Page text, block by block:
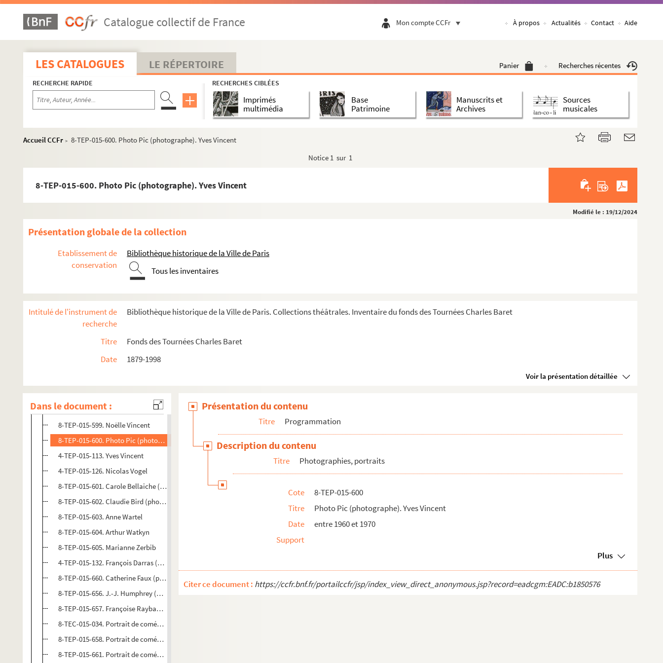
Catalogue collectif de France Mon compte CCFr À propos Actualités Contact Aide
LES CATALOGUES LE RÉPERTOIRE Panier Recherches récentes
RECHERCHE RAPIDE RECHERCHES CIBLÉES
Imprimés
multimédia
Base
Patrimoine
Manuscrits et
Archives
Sources
musicales
Accueil CCFr > 8-TEP-015-600. Photo Pic (photographe). Yves Vincent
Notice 1 sur 1
8-TEP-015-600. Photo Pic (photographe). Yves Vincent
Modifié le : 19/12/2024
Présentation globale de la collection
Etablissement de
conservation
Bibliothèque historique de la Ville de Paris
Tous les inventaires
Intitulé de l'instrument de
recherche
Bibliothèque historique de la Ville de Paris. Collections théâtrales. Inventaire du fonds des Tournées Charles Baret
Titre
Fonds des Tournées Charles Baret
Date
1879-1998
Voir la présentation détaillée
Dans le document :
8-TEP-015-576. André Nisak (photographe). Jean Valton
8-TEP-015-577. André Nisak (photographe). Hervé van der Meulen
8-TEP-015-578. Dominique Varda
8-TEP-015-579. André Nisak (photographe). Nicole Vassel
8-TEP-015-580. Studio Harcourt (photographe). Françoise Vatel
8-TEP-015-581. Claudine Vattier
4-TEP-015-110. Studio Harcourt (photographe). Nicole Vattier
8-TEP-015-584. Véronique Véran
8-TEP-015-587. Laurent Vergez
8-TEP-015-589. André Nisak (photographe). Marie-Claire Verlène
8-TEP-015-590. Anne Vernon
8-TEP-015-592. Odile Versois
8-TEP-015-593. Teddy Piaz (photographe). Nicole Vervil
8-TEP-015-595. Teddy Piaz (photographe). Henri Vilbert
8-TEP-015-597. Claude Mathieu (photographe). Marthe Villalonga
8-TEP-015-598. Serge Beauvarlet (photographe). Franck Villard
8-TEP-015-599. Noëlle Vincent
8-TEP-015-600. Photo Pic (photographe). Yves Vincent
4-TEP-015-113. Yves Vincent
4-TEP-015-126. Nicolas Vogel
8-TEP-015-601. Carole Bellaiche (photographe). Tessa Volkine
8-TEP-015-602. Claudie Bird (photographe). Tessa Volkine
8-TEP-015-603. Anne Wartel
8-TEP-015-604. Arthur Watkyn
8-TEP-015-605. Marianne Zerbib
4-TEP-015-132. François Darras (photographe). Portrait de comédienne non identifiée
8-TEP-015-660. Catherine Faux (photographe). Portrait de comédienne non identifiée
8-TEP-015-656. J.-J. Humphrey (photographe). Portrait de comédien non identifié
8-TEP-015-657. Françoise Raybaud (photographe). Portrait de comédien non identifié
8-TEC-015-034. Portrait de comédienne non identifiée
8-TEP-015-658. Portrait de comédienne non identifiée
8-TEP-015-661. Portrait de comédienne non identifiée
Présentation du contenu
Titre Programmation
Description du contenu
Titre Photographies, portraits
Cote
8-TEP-015-600
Titre
Photo Pic (photographe). Yves Vincent
Date
entre 1960 et 1970
Support
Plus
Citer ce document : https://ccfr.bnf.fr/portailccfr/jsp/index_view_direct_anonymous.jsp?record=eadcgm:EADC:b1850576